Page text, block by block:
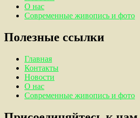
О нас
Современные живопись и фото
Полезные ссылки
Главная
Контакты
Новости
О нас
Современные живопись и фото